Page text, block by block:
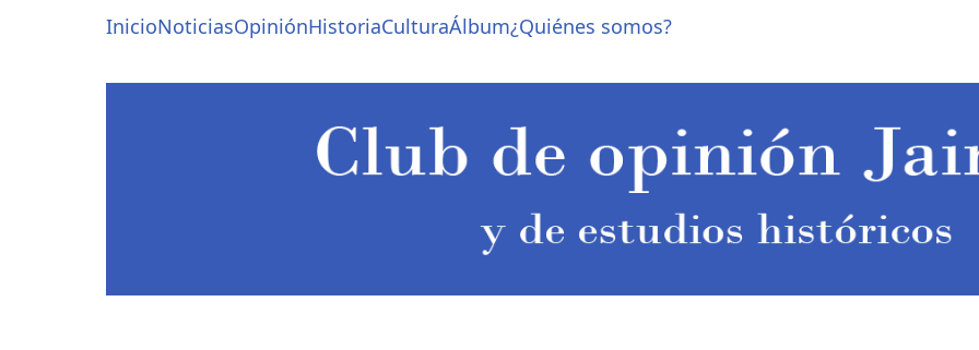
Navegación
InicioNoticiasOpiniónHistoriaCulturaÁlbum¿Quiénes somos?